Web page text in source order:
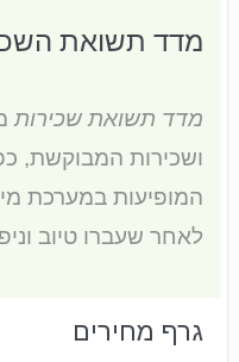
מדד תשואת
מדד תשואת שכירות
ושכירות המבוקשת,
המופיעות במערכת
לאחר שעברו טיוב
גרף מחירים